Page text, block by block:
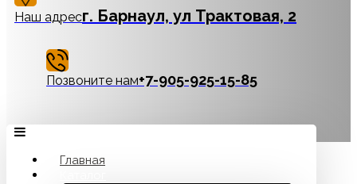
Наш адресг. Барнаул, ул Трактовая, 2
Позвоните нам‪+7-905-925-15-85
Главная